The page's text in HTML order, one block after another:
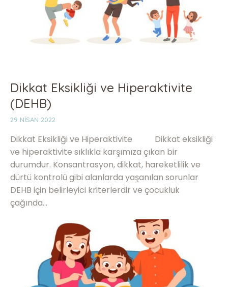
Dikkat Eksikliği ve Hiperaktivite
(DEHB)
29 NISAN 2022
Dikkat Eksikliği ve Hiperaktivite Dikkat eksikliği
ve hiperaktivite sıklıkla karşımıza çıkan bir
durumdur. Konsantrasyon, dikkat, hareketlilik ve
dürtü kontrolü gibi alanlarda yaşanılan sorunlar
DEHB için belirleyici kriterlerdir ve çocukluk
çağında…